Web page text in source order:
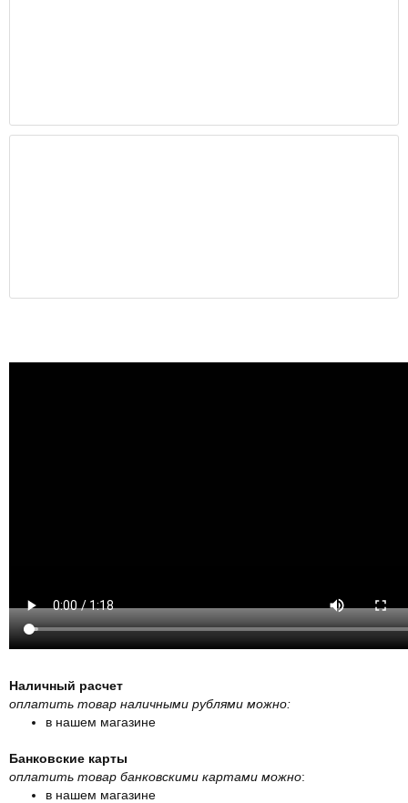
Наличный расчет
оплатить товар наличными рублями можно:
в нашем магазине
Банковские карты
оплатить товар банковскими картами можно:
в нашем магазине